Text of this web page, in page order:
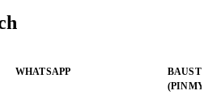
WHATSAPP
(PINMY)